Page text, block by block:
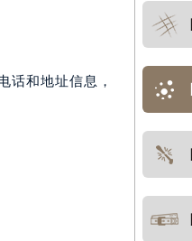
话和地址信息，